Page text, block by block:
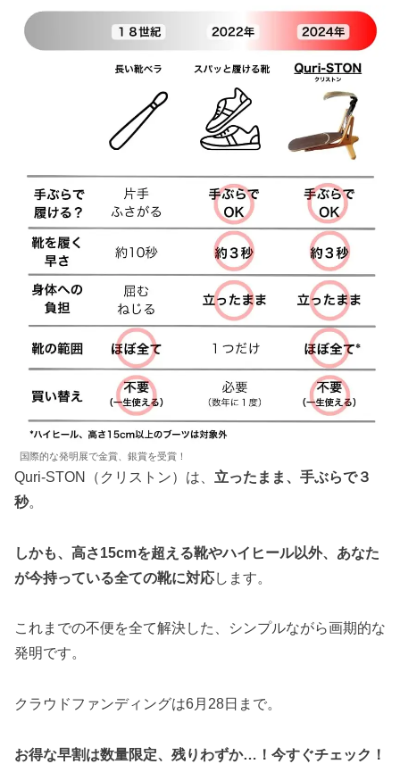
国際的な発明展で金賞、銀賞を受賞！
Quri-STON（クリストン）は、 立ったまま、手ぶらで３
秒。
しかも、高さ15cmを超える靴やハイヒール以外、あなた
が今持っている全ての靴に対応します。
これまでの不便を全て解決した、シンプルながら画期的な
発明です。
クラウドファンディングは6月28日まで。
お得な早割は数量限定、残りわずか…！今すぐチェック！